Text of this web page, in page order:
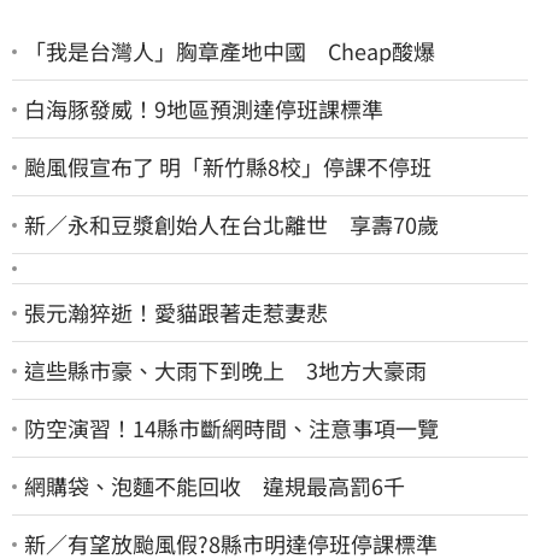
「我是台灣人」胸章產地中國 Cheap酸爆
白海豚發威！9地區預測達停班課標準
颱風假宣布了 明「新竹縣8校」停課不停班
新／永和豆漿創始人在台北離世 享壽70歲
張元瀚猝逝！愛貓跟著走惹妻悲
這些縣市豪、大雨下到晚上 3地方大豪雨
防空演習！14縣市斷網時間、注意事項一覽
網購袋、泡麵不能回收 違規最高罰6千
新／有望放颱風假?8縣市明達停班停課標準